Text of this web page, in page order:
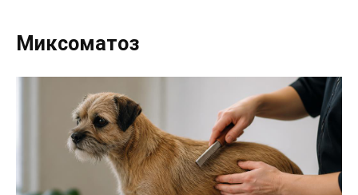
Миксоматоз